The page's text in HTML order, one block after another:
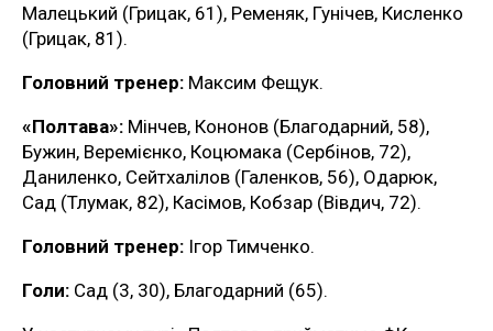
Малецький (Грицак, 61), Ременяк, Гунічев, Кисленко
(Грицак, 81).
Головний тренер: Максим Фещук.
«Полтава»: Мінчев, Кононов (Благодарний, 58),
Бужин, Веремієнко, Коцюмака (Сербінов, 72),
Даниленко, Сейтхалілов (Галенков, 56), Одарюк,
Сад (Тлумак, 82), Касімов, Кобзар (Вівдич, 72).
Головний тренер: Ігор Тимченко.
Голи: Сад (3, 30), Благодарний (65).